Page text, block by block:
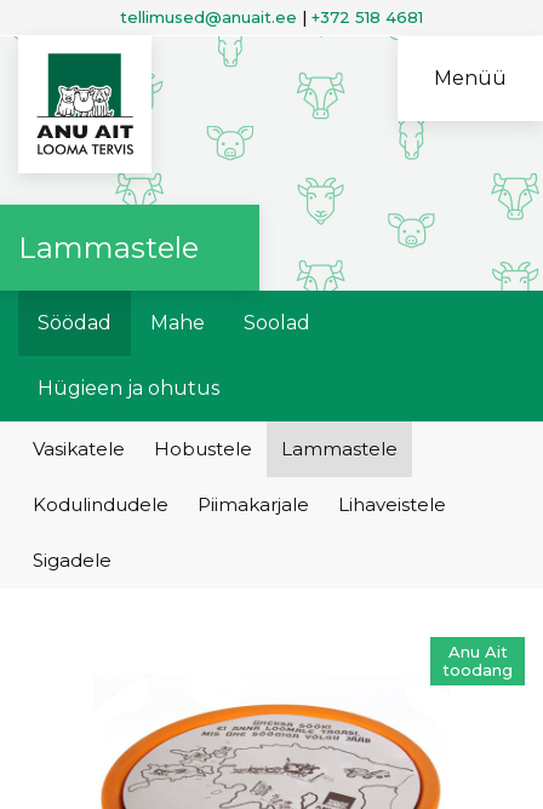
tellimused@anuait.ee | +372 518 4681
Menüü
Lammastele
Söödad Mahe Soolad
Hügieen ja ohutus
Vasikatele Hobustele Lammastele
Kodulindudele Piimakarjale Lihaveistele
Sigadele
Anu Ait
toodang